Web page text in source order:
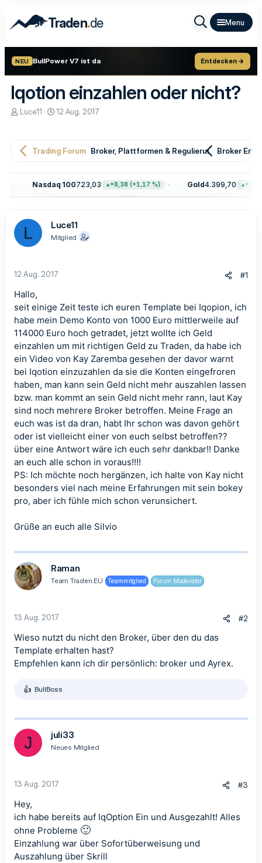
Traden.de
NEU BullPower V7 ist da Entdecken →
Iqotion einzahlen oder nicht?
E
e
Luce11
E
e
a
m
12 Aug. 2017
Trading Forum Broker, Plattformen & Regulierung Broker
Nasdaq 100723,03 +8,38 (+1,17 %) 4.399,70 +100,10
L Luce11
Mitglied
12 Aug. 2017 #1
Hallo,
seit einige Zeit teste ich euren Template bei Iqopion, ich
habe mein Demo Konto von 1000 Euro mittlerweile auf
114000 Euro hoch getradet, jetzt wollte ich Geld
einzahlen um mit richtigen Geld zu Traden, da habe ich
ein Video von Kay Zaremba gesehen der davor warnt
bei Iqotion einzuzahlen da sie die Konten eingefroren
haben, man kann sein Geld nicht mehr auszahlen lassen
bzw. man kommt an sein Geld nicht mehr rann, laut Kay
sind noch mehrere Broker betroffen. Meine Frage an
euch was ist da dran, habt Ihr schon was davon gehört
oder ist vielleicht einer von euch selbst betroffen??
über eine Antwort wäre ich euch sehr dankbar!! Danke
an euch alle schon in voraus!!!!
PS: Ich möchte noch hergänzen, ich halte von Kay nicht
besonders viel nach meine Erfahrungen mit sein bokey
pro, aber ich fühle mich schon verunsichert.
Grüße an euch alle Silvio
Raman
Team Traden.EU Teammitglied Forum Moderator
13 Aug. 2017 #2
Wieso nutzt du nicht den Broker, über den du das
Template erhalten hast?
Empfehlen kann ich dir persönlich: broker und Ayrex.
R
k
t
o
n
BullBoss
J juli33
Neues Mitglied
13 Aug. 2017 #3
Hey,
ich habe bereits auf IqOption Ein und Ausgezahlt! Alles
ohne Probleme 🙂
Einzahlung war über Sofortüberweisung und
Auszahlung über Skrill